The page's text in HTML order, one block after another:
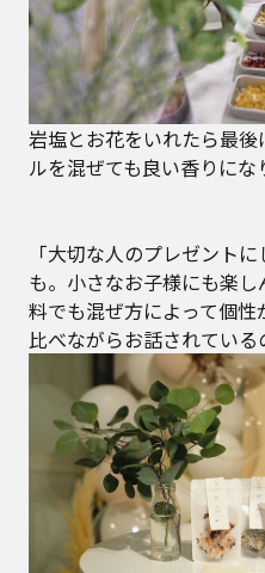
岩塩とお花をいれたら最
ルを混ぜても良い香りにな
「大切な人のプレゼント
も。小さなお子様にも楽
料でも混ぜ方によって個
比べながらお話されている